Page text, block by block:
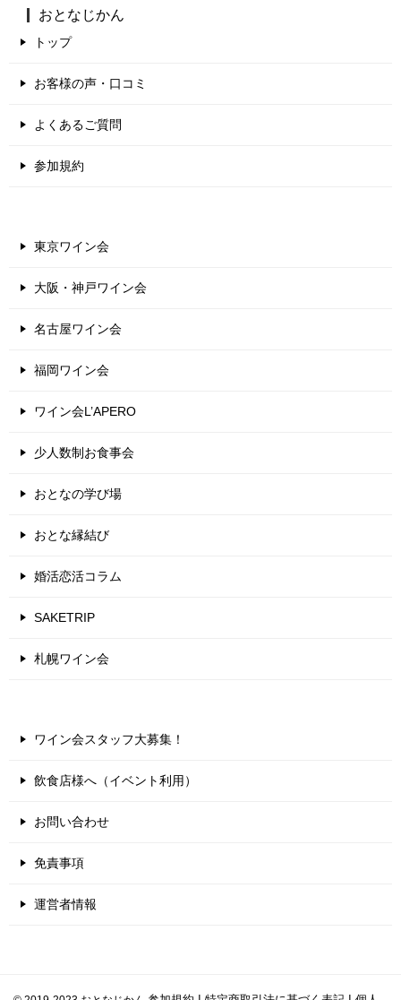
おとなじかん
トップ
お客様の声・口コミ
よくあるご質問
参加規約
東京ワイン会
大阪・神戸ワイン会
名古屋ワイン会
福岡ワイン会
ワイン会L’APERO
少人数制お食事会
おとなの学び場
おとな縁結び
婚活恋活コラム
SAKETRIP
札幌ワイン会
ワイン会スタッフ大募集！
飲食店様へ（イベント利用）
お問い合わせ
免責事項
運営者情報